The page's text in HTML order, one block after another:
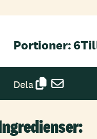
Portioner: 6
Dela